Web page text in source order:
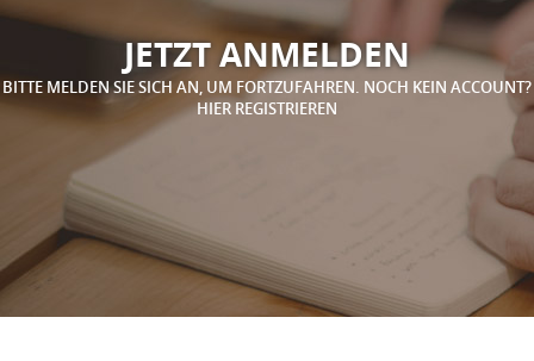
JETZT ANMELDEN
BITTE MELDEN SIE SICH AN, UM FORTZUFAHREN. NOCH KEIN ACCOUNT?
HIER REGISTRIEREN